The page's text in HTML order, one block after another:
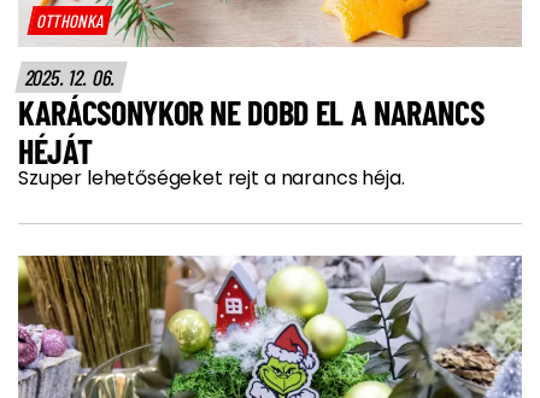
OTTHONKA
2025. 12. 06.
KARÁCSONYKOR NE DOBD EL A NARANCS
HÉJÁT
Szuper lehetőségeket rejt a narancs héja.